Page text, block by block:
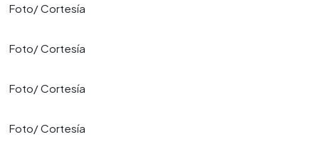
Foto/ Cortesía
Foto/ Cortesía
Foto/ Cortesía
Foto/ Cortesía